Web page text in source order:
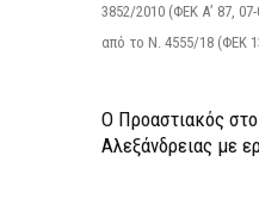
3852/2010 (ΦΕΚ Α’ 87,
από το N. 4555/18 (ΦΕΚ
Ο Προαστιακός
Αλεξάνδρειας με